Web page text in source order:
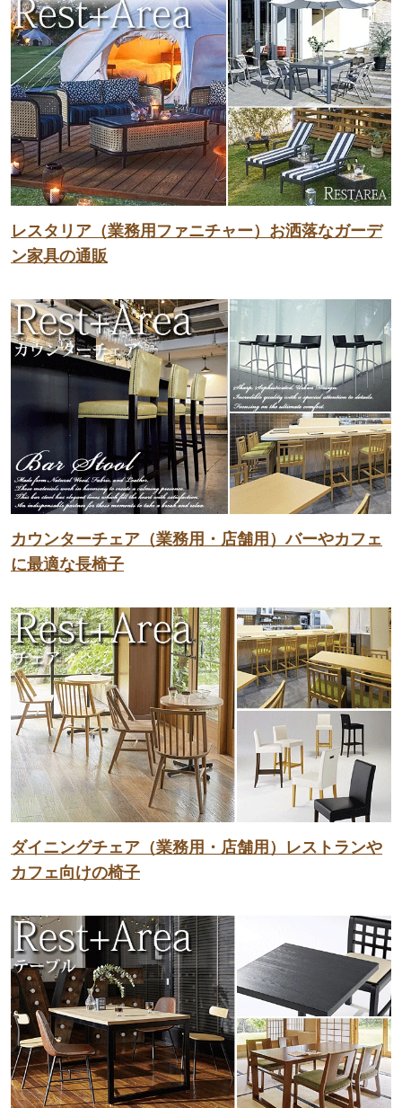
レスタリア（業務用ファニチャー）お洒落なガーデ
ン家具の通販
カウンターチェア（業務用・店舗用）バーやカフェ
に最適な長椅子
ダイニングチェア（業務用・店舗用）レストランや
カフェ向けの椅子